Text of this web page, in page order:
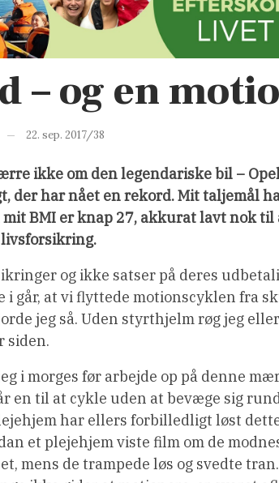
– og en
22. sep. 2017/38
ikke om den legendariske bil –
der har nået en rekord. Mit taljemål
BMI er knap 27, akkurat lavt nok til
og ikke satser på deres
i går, at vi flyttede motionscyklen fra
jeg så. Uden styrthjelm røg jeg
siden.
i morges før arbejde op på denne
en til at cykle uden at bevæge sig
har ellers forbilledligt løst
et plejehjem viste film om de
mens de trampede løs og svedte